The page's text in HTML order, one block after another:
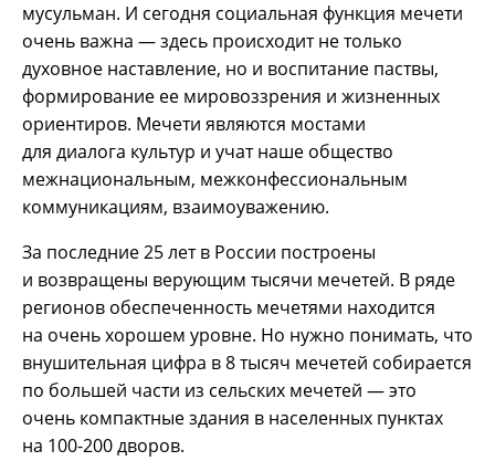
мусульман. И сегодня социальная функция мечети
очень важна — здесь происходит не только
духовное наставление, но и воспитание паствы,
формирование ее мировоззрения и жизненных
ориентиров. Мечети являются мостами
для диалога культур и учат наше общество
межнациональным, межконфессиональным
коммуникациям, взаимоуважению.
За последние 25 лет в России построены
и возвращены верующим тысячи мечетей. В ряде
регионов обеспеченность мечетями находится
на очень хорошем уровне. Но нужно понимать, что
внушительная цифра в 8 тысяч мечетей собирается
по большей части из сельских мечетей — это
очень компактные здания в населенных пунктах
на 100-200 дворов.